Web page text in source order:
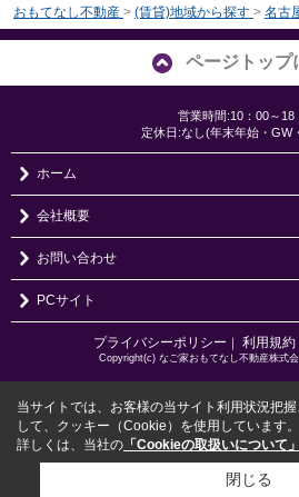
おもてなし不動産 > (賃貸)地域から探す > 名古
ページトップ
営業時間:10：00～18
定休日:なし(年末年始・GW
ホーム
会社概要
お問い合わせ
PCサイト
プライバシーポリシー 利用規約
Copyright(c) なご家おもてなし不動産株式
当サイトでは、お客様の当サイト利用状況把
して、クッキー（Cookie）を使用しています。
詳しくは、当社の 「Cookieの取扱いについて」
閉じる